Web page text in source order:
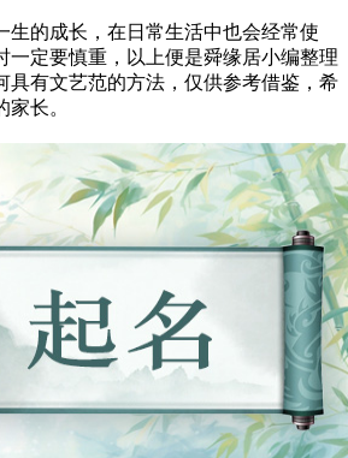
的成长，在日常生活中也会经常使
一定要慎重，以上便是舜缘居小编整理
具有文艺范的方法，仅供参考借鉴，希
长。